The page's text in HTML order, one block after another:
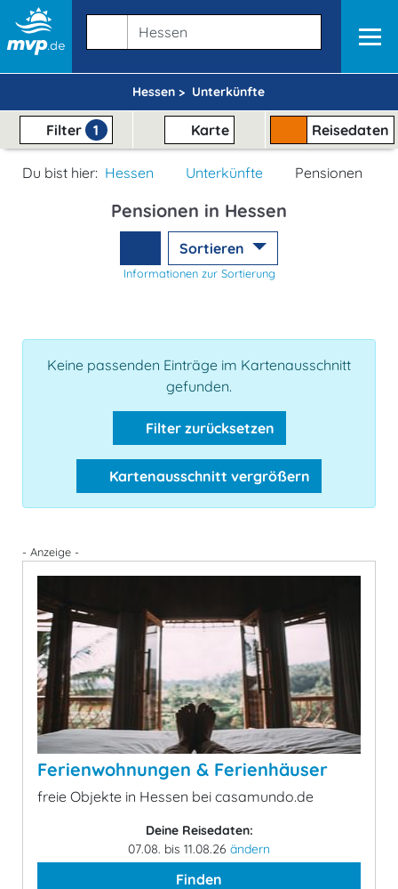
Hessen > Unterkünfte
Filter 1 Karte Reisedaten
Du bist hier: Hessen Unterkünfte Pensionen
Pensionen in Hessen
Sortieren
Informationen zur Sortierung
Keine passenden Einträge im Kartenausschnitt
gefunden.
Filter zurücksetzen
Kartenausschnitt vergrößern
- Anzeige -
Ferienwohnungen & Ferienhäuser
freie Objekte in Hessen bei casamundo.de
Deine Reisedaten:
07.08. bis 11.08.26 ändern
Finden